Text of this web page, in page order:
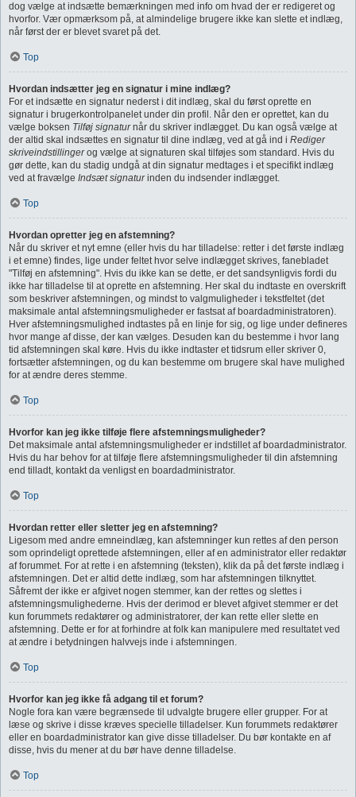
dog vælge at indsætte bemærkningen med info om hvad der er redigeret og
hvorfor. Vær opmærksom på, at almindelige brugere ikke kan slette et indlæg,
når først der er blevet svaret på det.
Top
Hvordan indsætter jeg en signatur i mine indlæg?
For et indsætte en signatur nederst i dit indlæg, skal du først oprette en
signatur i brugerkontrolpanelet under din profil. Når den er oprettet, kan du
vælge boksen Tilføj signaturnår du skriver indlægget. Du kan også vælge at
der altid skal indsættes en signatur til dine indlæg, ved at gå ind i Rediger
skriveindstillingerog vælge at signaturen skal tilføjes som standard. Hvis du
gør dette, kan du stadig undgå at din signatur medtages i et specifikt indlæg
ved at fravælge Indsæt signaturinden du indsender indlægget.
Top
Hvordan opretter jeg en afstemning?
Når du skriver et nyt emne (eller hvis du har tilladelse: retter i det første indlæg
i et emne) findes, lige under feltet hvor selve indlægget skrives, fanebladet
"Tilføj en afstemning". Hvis du ikke kan se dette, er det sandsynligvis fordi du
ikke har tilladelse til at oprette en afstemning. Her skal du indtaste en overskrift
som beskriver afstemningen, og mindst to valgmuligheder i tekstfeltet (det
maksimale antal afstemningsmuligheder er fastsat af boardadministratoren).
Hver afstemningsmulighed indtastes på en linje for sig, og lige under defineres
hvor mange af disse, der kan vælges. Desuden kan du bestemme i hvor lang
tid afstemningen skal køre. Hvis du ikke indtaster et tidsrum eller skriver 0,
fortsætter afstemningen, og du kan bestemme om brugere skal have mulighed
for at ændre deres stemme.
Top
Hvorfor kan jeg ikke tilføje flere afstemningsmuligheder?
Det maksimale antal afstemningsmuligheder er indstillet af boardadministrator.
Hvis du har behov for at tilføje flere afstemningsmuligheder til din afstemning
end tilladt, kontakt da venligst en boardadministrator.
Top
Hvordan retter eller sletter jeg en afstemning?
Ligesom med andre emneindlæg, kan afstemninger kun rettes af den person
som oprindeligt oprettede afstemningen, eller af en administrator eller redaktør
af forummet. For at rette i en afstemning (teksten), klik da på det første indlæg i
afstemningen. Det er altid dette indlæg, som har afstemningen tilknyttet.
Såfremt der ikke er afgivet nogen stemmer, kan der rettes og slettes i
afstemningsmulighederne. Hvis der derimod er blevet afgivet stemmer er det
kun forummets redaktører og administratorer, der kan rette eller slette en
afstemning. Dette er for at forhindre at folk kan manipulere med resultatet ved
at ændre i betydningen halvvejs inde i afstemningen.
Top
Hvorfor kan jeg ikke få adgang til et forum?
Nogle fora kan være begrænsede til udvalgte brugere eller grupper. For at
læse og skrive i disse kræves specielle tilladelser. Kun forummets redaktører
eller en boardadministrator kan give disse tilladelser. Du bør kontakte en af
disse, hvis du mener at du bør have denne tilladelse.
Top